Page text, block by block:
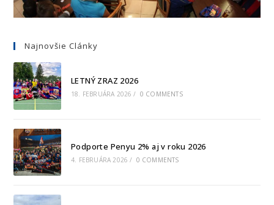
Najnovšie Clánky
LETNÝ ZRAZ 2026
18. FEBRUÁRA 2026 / 0 COMMENTS
Podporte Penyu 2% aj v roku 2026
4. FEBRUÁRA 2026 / 0 COMMENTS